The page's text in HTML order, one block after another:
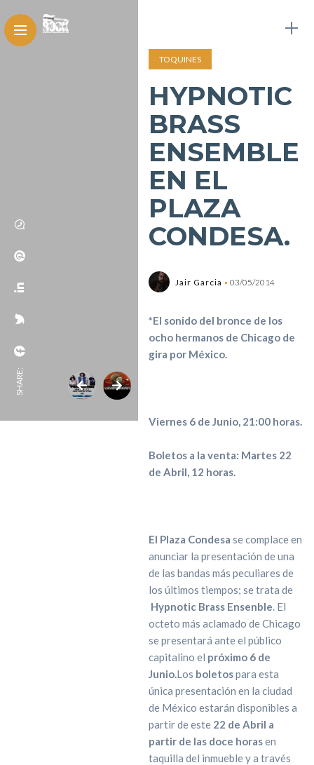
SHARE:
TOQUINES
HYPNOTIC
BRASS
ENSEMBLE
EN EL
PLAZA
CONDESA.
Jair Garcia 03/05/2014
*El sonido del bronce de los
ocho hermanos de Chicago de
gira por México.
Viernes 6 de Junio, 21:00 horas.
Boletos a la venta: Martes 22
de Abril, 12 horas.
El Plaza Condesa se complace en
anunciar la presentación de una
de las bandas más peculiares de
los últimos tiempos; se trata de
Hypnotic Brass Ensenble. El
octeto más aclamado de Chicago
se presentará ante el público
capitalino el próximo 6 de
Junio.Los boletospara esta
única presentación en la ciudad
de México estarán disponibles a
partir de este 22 de Abril a
partir de las doce horasen
taquilla del inmueble y a través